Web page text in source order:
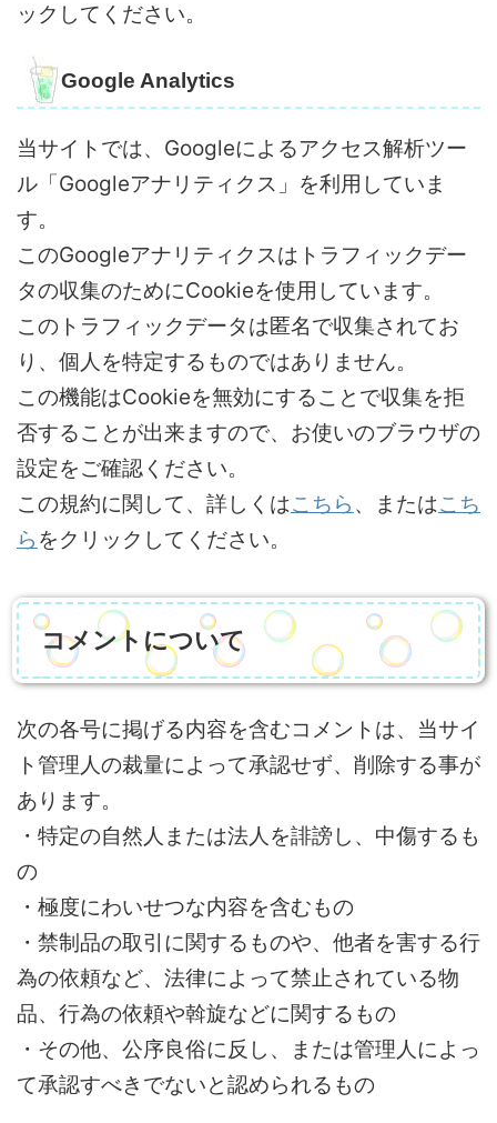
ックしてください。
Google Analytics
当サイトでは、Googleによるアクセス解析ツー
ル「Googleアナリティクス」を利用していま
す。
このGoogleアナリティクスはトラフィックデー
タの収集のためにCookieを使用しています。
このトラフィックデータは匿名で収集されてお
り、個人を特定するものではありません。
この機能はCookieを無効にすることで収集を拒
否することが出来ますので、お使いのブラウザの
設定をご確認ください。
この規約に関して、詳しくはこちら 、またはこち
ら をクリックしてください。
コメントについて
次の各号に掲げる内容を含むコメントは、当サイ
ト管理人の裁量によって承認せず、削除する事が
あります。
・特定の自然人または法人を誹謗し、中傷するも
の
・極度にわいせつな内容を含むもの
・禁制品の取引に関するものや、他者を害する行
為の依頼など、法律によって禁止されている物
品、行為の依頼や斡旋などに関するもの
・その他、公序良俗に反し、または管理人によっ
て承認すべきでないと認められるもの